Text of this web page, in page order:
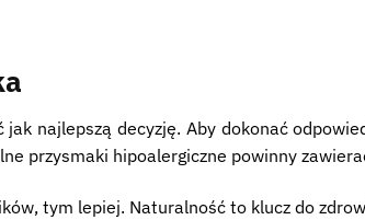
najlepszą decyzję. Aby dokonać
przysmaki hipoalergiczne powinny
tym lepiej. Naturalność to klucz do